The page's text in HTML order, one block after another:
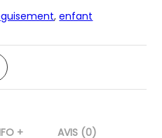
,enfant
+ AVIS (0)